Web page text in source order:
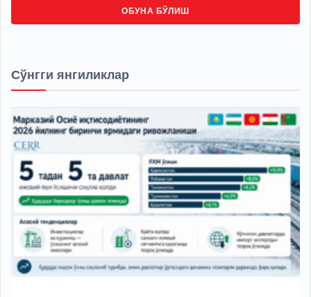
ОБУНА БЎЛИШ
Сўнгги янгиликлар